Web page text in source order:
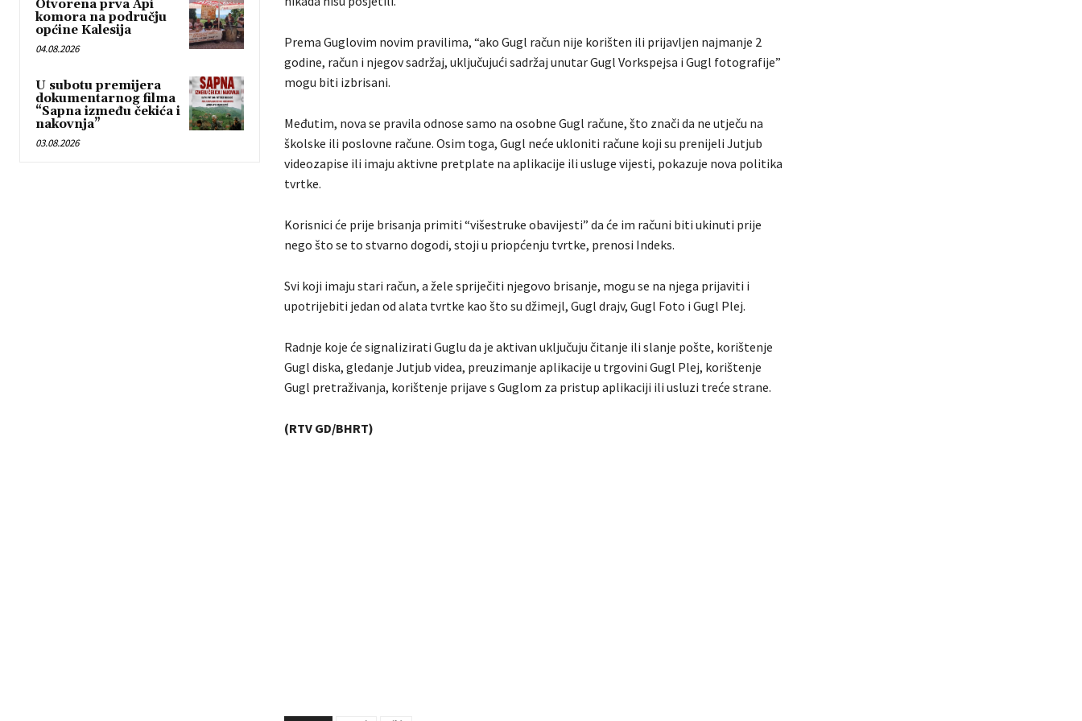
Otvorena prva Api
komora na području
općine Kalesija
04.08.2026
U subotu premijera
dokumentarnog filma
“Sapna između čekića i
nakovnja”
03.08.2026
Prema Guglovim novim pravilima, “ako Gugl račun nije korišten ili prijavljen najmanje 2
godine, račun i njegov sadržaj, uključujući sadržaj unutar Gugl Vorkspejsa i Gugl fotografije”
mogu biti izbrisani.
Međutim, nova se pravila odnose samo na osobne Gugl račune, što znači da ne utječu na
školske ili poslovne račune. Osim toga, Gugl neće ukloniti račune koji su prenijeli Jutjub
videozapise ili imaju aktivne pretplate na aplikacije ili usluge vijesti, pokazuje nova politika
tvrtke.
Korisnici će prije brisanja primiti “višestruke obavijesti” da će im računi biti ukinuti prije
nego što se to stvarno dogodi, stoji u priopćenju tvrtke, prenosi Indeks.
Svi koji imaju stari račun, a žele spriječiti njegovo brisanje, mogu se na njega prijaviti i
upotrijebiti jedan od alata tvrtke kao što su džimejl, Gugl drajv, Gugl Foto i Gugl Plej.
Radnje koje će signalizirati Guglu da je aktivan uključuju čitanje ili slanje pošte, korištenje
Gugl diska, gledanje Jutjub videa, preuzimanje aplikacije u trgovini Gugl Plej, korištenje
Gugl pretraživanja, korištenje prijave s Guglom za pristup aplikaciji ili usluzi treće strane.
(RTV GD/BHRT)